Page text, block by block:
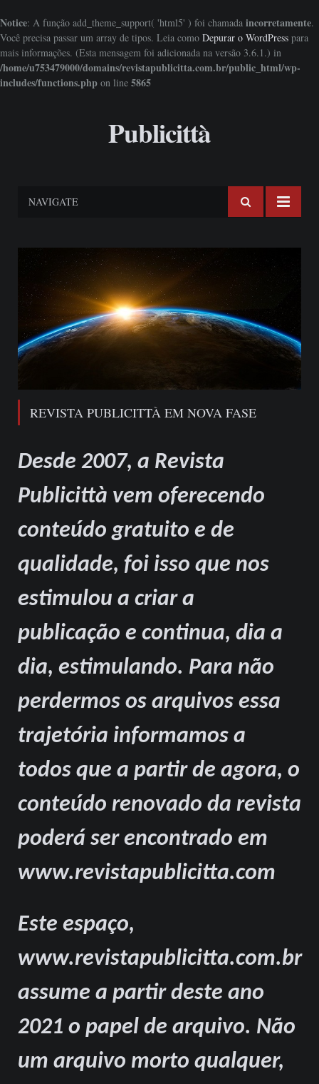
Notice: A função add_theme_support( 'html5' ) foi chamada incorretamente.
Você precisa passar um array de tipos. Leia como Depurar o WordPress para
mais informações. (Esta mensagem foi adicionada na versão 3.6.1.) in
/home/u753479000/domains/revistapublicitta.com.br/public_html/wp-
includes/functions.php on line 5865
Publicittà
NAVIGATE
REVISTA PUBLICITTÀ EM NOVA FASE
Desde 2007, a Revista
Publicittà vem oferecendo
conteúdo gratuito e de
qualidade, foi isso que nos
estimulou a criar a
publicação e continua, dia a
dia, estimulando. Para não
perdermos os arquivos essa
trajetória informamos a
todos que a partir de agora, o
conteúdo renovado da revista
poderá ser encontrado em
www.revistapublicitta.com
Este espaço,
www.revistapublicitta.com.br
assume a partir deste ano
2021 o papel de arquivo. Não
um arquivo morto qualquer,